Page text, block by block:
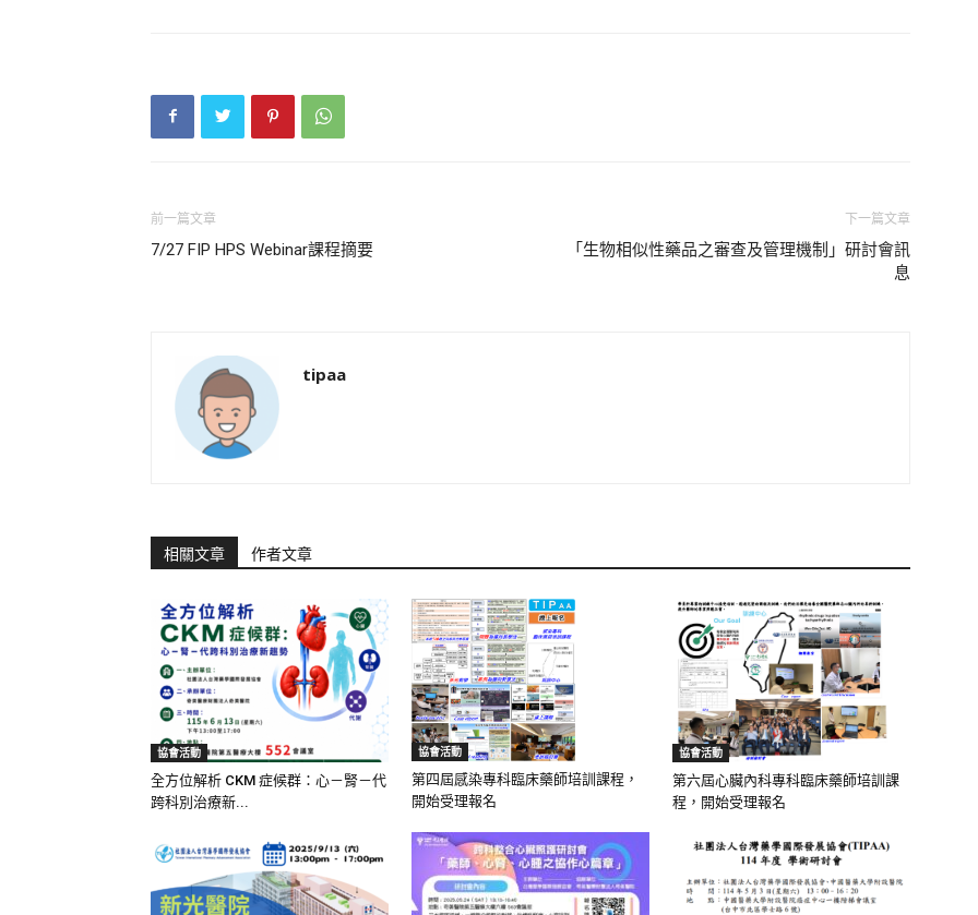
前一篇文章
7/27 FIP HPS Webinar課程摘要
下一篇文章
「生物相似性藥品之審查及管理機制」研討會訊
息
tipaa
相關文章 作者文章
協會活動
全方位解析 CKM 症候群：心－腎－代
跨科別治療新...
協會活動
第四屆感染專科臨床藥師培訓課程，
開始受理報名
協會活動
第六屆心臟內科專科臨床藥師培訓課
程，開始受理報名